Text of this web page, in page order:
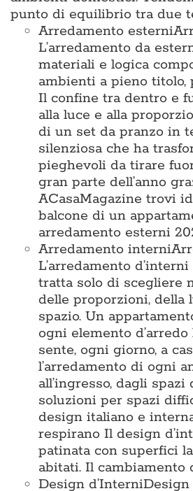
punto di equilibrio tra due
Arredamento esterni
L’arredamento da
materiali e logica
ambienti a pieno titolo,
Il confine tra dentro e
alla luce e alla
di un set da pranzo in
silenziosa che ha
pieghevoli da tirare
gran parte dell’anno
ACasaMagazine trovi
balcone di un
arredamento esterni
Arredamento interni
L’arredamento
tratta solo di scegliere
delle proporzioni,
spazio. Un
ogni elemento
sente, ogni giorno, a
l’arredamento di ogni
all’ingresso, dagli
soluzioni per spazi
design italiano e
respirano Il design
patinata con superfici
abitati. Il cambiamento
Design d’Interni